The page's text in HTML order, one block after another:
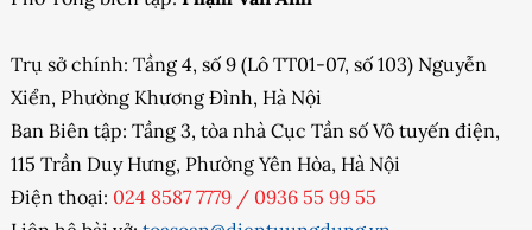
Trụ sở chính: Tầng 4, số 9 (Lô TT01-07, số 103) Nguyễn
Xiển, Phường Khương Đình, Hà Nội
Ban Biên tập: Tầng 3, tòa nhà Cục Tần số Vô tuyến điện,
115 Trần Duy Hưng, Phường Yên Hòa, Hà Nội
Điện thoại: 024 8587 7779 / 0936 55 99 55